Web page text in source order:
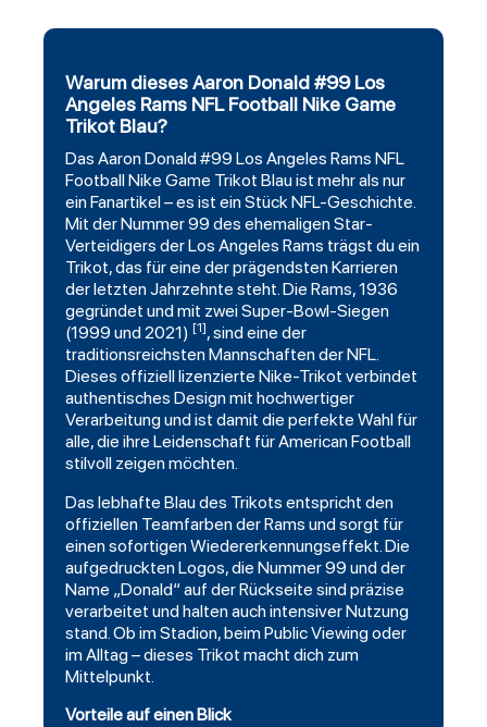
Warum dieses Aaron Donald #99 Los
Angeles Rams NFL Football Nike Game
Trikot Blau?
Das Aaron Donald #99 Los Angeles Rams NFL
FootballNike Game Trikot Blau ist mehr als nur
ein Fanartikel – es ist ein Stück NFL-Geschichte.
Mit der Nummer 99 des ehemaligen Star-
Verteidigers der Los Angeles Rams trägst du ein
Trikot, das für eine der prägendsten Karrieren
der letzten Jahrzehnte steht. Die Rams, 1936
gegründet und mit zwei Super-Bowl-Siegen
(1999 und 2021) [1], sind eine der
traditionsreichsten Mannschaften der NFL.
Dieses offiziell lizenzierte Nike-Trikot verbindet
authentisches Design mit hochwertiger
Verarbeitung und ist damit die perfekte Wahl für
alle, die ihre Leidenschaft für American Football
stilvoll zeigen möchten.
Das lebhafte Blau des Trikots entspricht den
offiziellen Teamfarben der Rams und sorgt für
einen sofortigen Wiedererkennungseffekt. Die
aufgedruckten Logos, die Nummer 99 und der
Name „Donald“ auf der Rückseite sind präzise
verarbeitet und halten auch intensiver Nutzung
stand. Ob im Stadion, beim Public Viewing oder
im Alltag – dieses Trikot macht dich zum
Mittelpunkt.
Vorteile auf einen Blick